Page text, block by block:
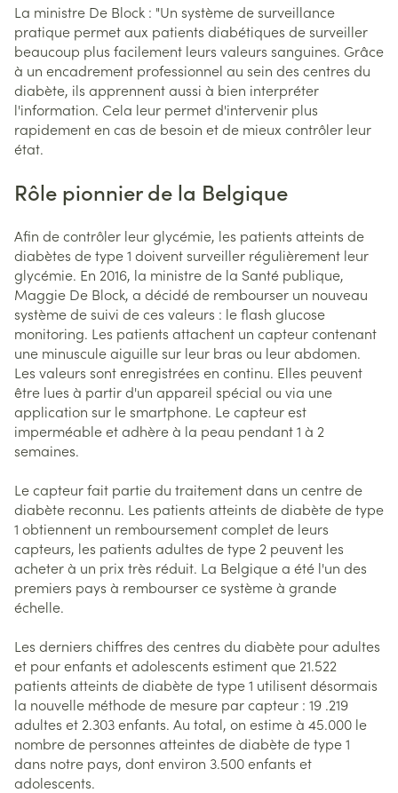
La ministre De Block : "Un système de surveillance
pratique permet aux patients diabétiques de surveiller
beaucoup plus facilement leurs valeurs sanguines. Grâce
à un encadrement professionnel au sein des centres du
diabète, ils apprennent aussi à bien interpréter
l'information. Cela leur permet d'intervenir plus
rapidement en cas de besoin et de mieux contrôler leur
état.
Rôle pionnier de la Belgique
Afin de contrôler leur glycémie, les patients atteints de
diabètes de type 1 doivent surveiller régulièrement leur
glycémie. En 2016, la ministre de la Santé publique,
Maggie De Block, a décidé de rembourser un nouveau
système de suivi de ces valeurs : le flash glucose
monitoring. Les patients attachent un capteur contenant
une minuscule aiguille sur leur bras ou leur abdomen.
Les valeurs sont enregistrées en continu. Elles peuvent
être lues à partir d'un appareil spécial ou via une
application sur le smartphone. Le capteur est
imperméable et adhère à la peau pendant 1 à 2
semaines.
Le capteur fait partie du traitement dans un centre de
diabète reconnu. Les patients atteints de diabète de type
1 obtiennent un remboursement complet de leurs
capteurs, les patients adultes de type 2 peuvent les
acheter à un prix très réduit. La Belgique a été l'un des
premiers pays à rembourser ce système à grande
échelle.
Les derniers chiffres des centres du diabète pour adultes
et pour enfants et adolescents estiment que 21.522
patients atteints de diabète de type 1 utilisent désormais
la nouvelle méthode de mesure par capteur : 19 .219
adultes et 2.303 enfants. Au total, on estime à 45.000 le
nombre de personnes atteintes de diabète de type 1
dans notre pays, dont environ 3.500 enfants et
adolescents.